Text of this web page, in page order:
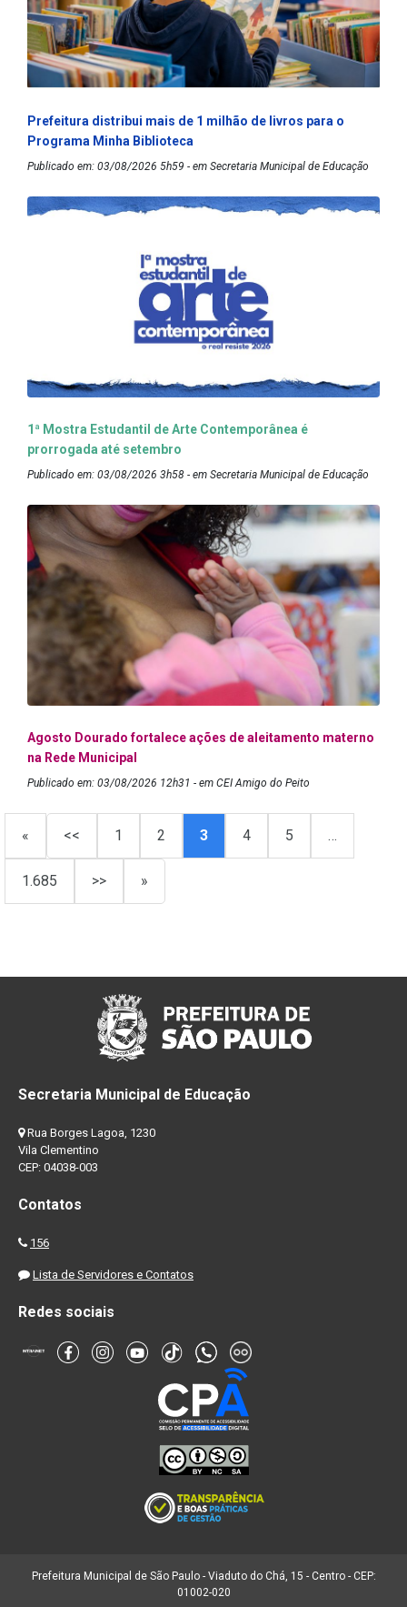
Prefeitura distribui mais de 1 milhão de livros para o
Programa Minha Biblioteca
Publicado em: 03/08/2026 5h59 - em Secretaria Municipal de Educação
1ª Mostra Estudantil de Arte Contemporânea é
prorrogada até setembro
Publicado em: 03/08/2026 3h58 - em Secretaria Municipal de Educação
Agosto Dourado fortalece ações de aleitamento materno
na Rede Municipal
Publicado em: 03/08/2026 12h31 - em CEI Amigo do Peito
« << 1 2 3 4 5 …
1.685 >> »
Secretaria Municipal de Educação
Rua Borges Lagoa, 1230
Vila Clementino
CEP: 04038-003
Contatos
156
Lista de Servidores e Contatos
Redes sociais
Prefeitura Municipal de São Paulo - Viaduto do Chá, 15 - Centro - CEP:
01002-020